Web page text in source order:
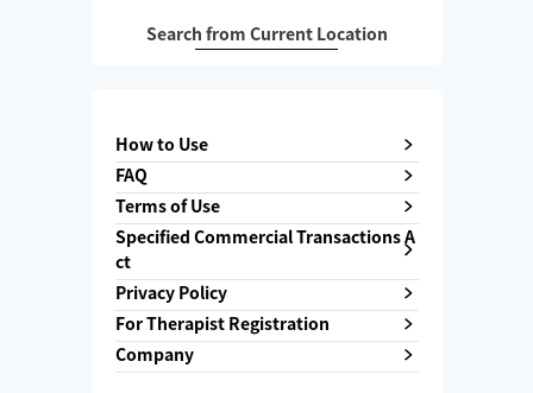
Search from Current Location
How to Use
FAQ
Terms of Use
Specified Commercial Transactions A
ct
Privacy Policy
For Therapist Registration
Company